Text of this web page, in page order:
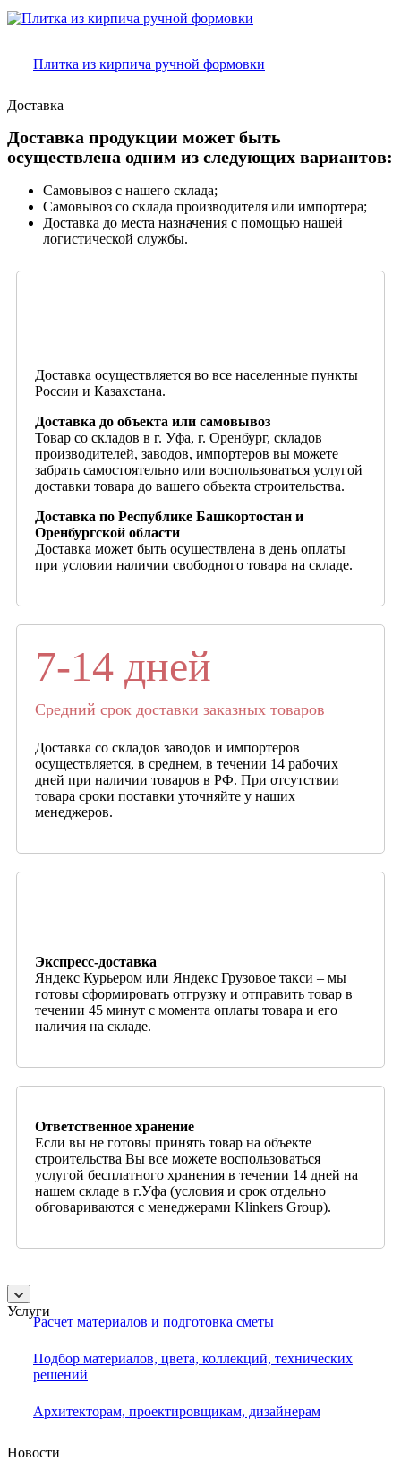
Плитка из кирпича ручной формовки
Доставка
Доставка продукции может быть
осуществлена одним из следующих вариантов:
Самовывоз с нашего склада;
Самовывоз со склада производителя или импортера;
Доставка до места назначения с помощью нашей
логистической службы.
Доставка осуществляется во все населенные пункты
России и Казахстана.
Доставка до объекта или самовывоз
Товар со складов в г. Уфа, г. Оренбург, складов
производителей, заводов, импортеров вы можете
забрать самостоятельно или воспользоваться услугой
доставки товара до вашего объекта строительства.
Доставка по Республике Башкортостан и
Оренбургской области
Доставка может быть осуществлена в день оплаты
при условии наличии свободного товара на складе.
7-14 дней
Средний срок доставки заказных товаров
Доставка со складов заводов и импортеров
осуществляется, в среднем, в течении 14 рабочих
дней при наличии товаров в РФ. При отсутствии
товара сроки поставки уточняйте у наших
менеджеров.
Экспресс-доставка
Яндекс Курьером или Яндекс Грузовое такси – мы
готовы сформировать отгрузку и отправить товар в
течении 45 минут с момента оплаты товара и его
наличия на складе.
Ответственное хранение
Если вы не готовы принять товар на объекте
строительства Вы все можете воспользоваться
услугой бесплатного хранения в течении 14 дней на
нашем складе в г.Уфа (условия и срок отдельно
обговариваются с менеджерами Klinkers Group).
Услуги
Расчет материалов и подготовка сметы
Подбор материалов, цвета, коллекций, технических
решений
Архитекторам, проектировщикам, дизайнерам
Новости